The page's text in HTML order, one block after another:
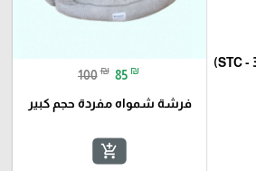
100 ₪ 85 ₪
فرشة شمواه مفردة حجم كبير
add_shopping_cart